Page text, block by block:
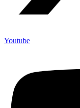
Youtube